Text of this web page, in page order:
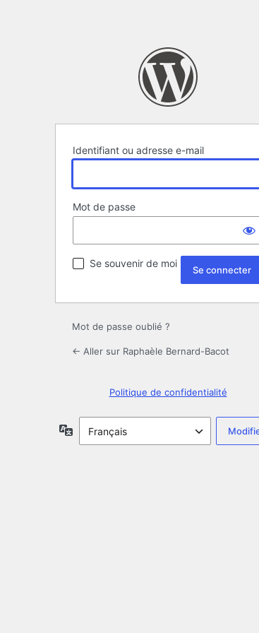
Identifiant ou adresse e-mail
Mot de passe
Se souvenir de moi
Mot de passe oublié ?
← Aller sur Raphaèle Bernard-Bacot
Politique de confidentialité
Langue